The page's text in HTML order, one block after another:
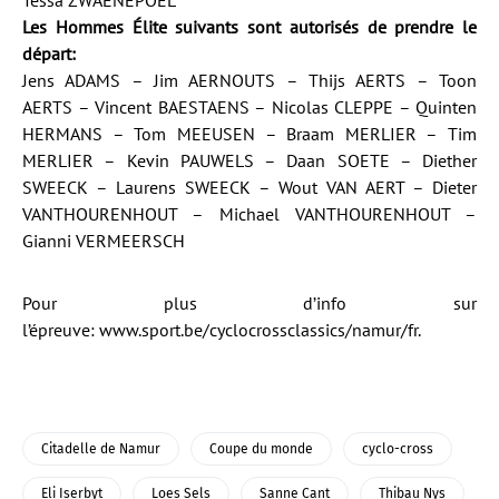
Les Hommes Élite suivants sont autorisés de prendre le
départ:
Jens ADAMS – Jim AERNOUTS – Thijs AERTS – Toon
AERTS – Vincent BAESTAENS – Nicolas CLEPPE – Quinten
HERMANS – Tom MEEUSEN – Braam MERLIER – Tim
MERLIER – Kevin PAUWELS – Daan SOETE – Diether
SWEECK – Laurens SWEECK – Wout VAN AERT – Dieter
VANTHOURENHOUT – Michael VANTHOURENHOUT –
Gianni VERMEERSCH
Pour plus d’info sur
l’épreuve: www.sport.be/cyclocrossclassics/namur/fr.
Citadelle de Namur Coupe du monde cyclo-cross
Eli Iserbyt Loes Sels Sanne Cant Thibau Nys